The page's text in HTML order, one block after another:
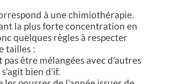
à une chimiothérapie.
la plus forte concentration en
quelques règles à respecter
tailles :
être mélangées avec d’autres
bien d’if.